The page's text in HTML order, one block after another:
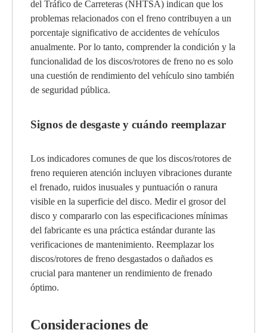
del Tráfico de Carreteras (NHTSA) indican que los
problemas relacionados con el freno contribuyen a un
porcentaje significativo de accidentes de vehículos
anualmente. Por lo tanto, comprender la condición y la
funcionalidad de los discos/rotores de freno no es solo
una cuestión de rendimiento del vehículo sino también
de seguridad pública.
Signos de desgaste y cuándo reemplazar
Los indicadores comunes de que los discos/rotores de
freno requieren atención incluyen vibraciones durante
el frenado, ruidos inusuales y puntuación o ranura
visible en la superficie del disco. Medir el grosor del
disco y compararlo con las especificaciones mínimas
del fabricante es una práctica estándar durante las
verificaciones de mantenimiento. Reemplazar los
discos/rotores de freno desgastados o dañados es
crucial para mantener un rendimiento de frenado
óptimo.
Consideraciones de